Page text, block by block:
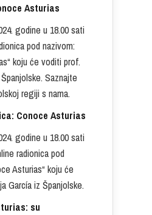
Asturias
godine u 18.00 sati
pod nazivom:
koju će voditi prof.
Saznajte
regiji s nama.
Conoce Asturias
godine u 18.00 sati
radionica pod
Asturias“ koju će
García iz Španjolske.
su